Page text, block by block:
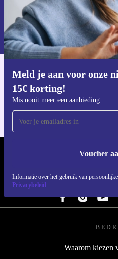
Meld je aan voor onze
15€ korting!
Mis nooit meer een aanbieding
Voucher
Informatie over het gebruik van
Privacybeleid
Voucher
Informatie over het gebruik van
privacybeleid
Download
REFURBED
VOLG
Waarom kiezen